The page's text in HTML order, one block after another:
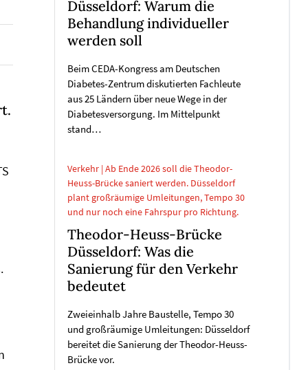
Düsseldorf: Warum die
Behandlung individueller
werden soll
Beim CEDA-Kongress am Deutschen
Diabetes-Zentrum diskutierten Fachleute
aus 25 Ländern über neue Wege in der
Diabetesversorgung. Im Mittelpunkt
stand…
Verkehr | Ab Ende 2026 soll die Theodor-
Heuss-Brücke saniert werden. Düsseldorf
plant großräumige Umleitungen, Tempo 30
und nur noch eine Fahrspur pro Richtung.
Theodor-Heuss-Brücke
Düsseldorf: Was die
Sanierung für den Verkehr
bedeutet
Zweieinhalb Jahre Baustelle, Tempo 30
und großräumige Umleitungen: Düsseldorf
bereitet die Sanierung der Theodor-Heuss-
Brücke vor.